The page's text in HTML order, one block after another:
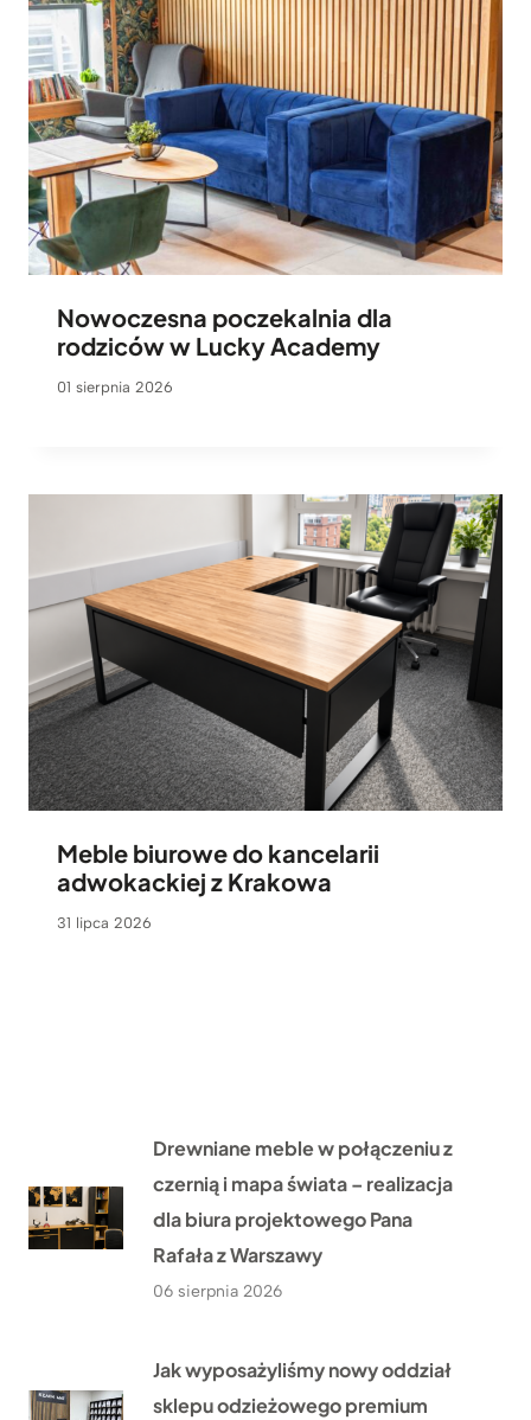
Nowoczesna poczekalnia dla
rodziców w Lucky Academy
01 sierpnia 2026
Meble biurowe do kancelarii
adwokackiej z Krakowa
31 lipca 2026
Drewniane meble w połączeniu z
czernią i mapa świata – realizacja
dla biura projektowego Pana
Rafała z Warszawy
06 sierpnia 2026
Jak wyposażyliśmy nowy oddział
sklepu odzieżowego premium